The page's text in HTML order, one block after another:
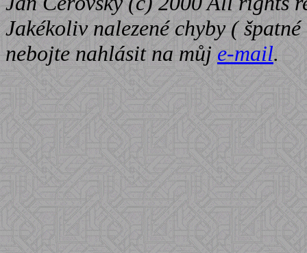
Jakékoliv nalezené chyby (
nebojte nahlásit na můj e-mail.